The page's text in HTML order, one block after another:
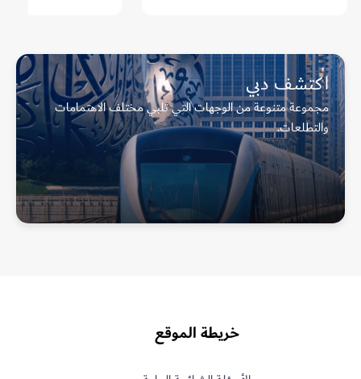
اكتشف دبي
مجموعة متنوعة من الوجهات التي تلبي مختلف الاهتمامات
والتطلعات.
خريطة الموقع